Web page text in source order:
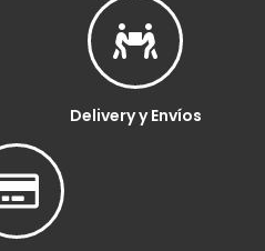
Delivery y Envíos